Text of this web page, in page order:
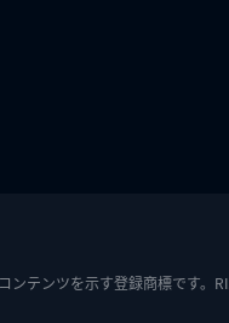
ンテンツを示す登録商標です。